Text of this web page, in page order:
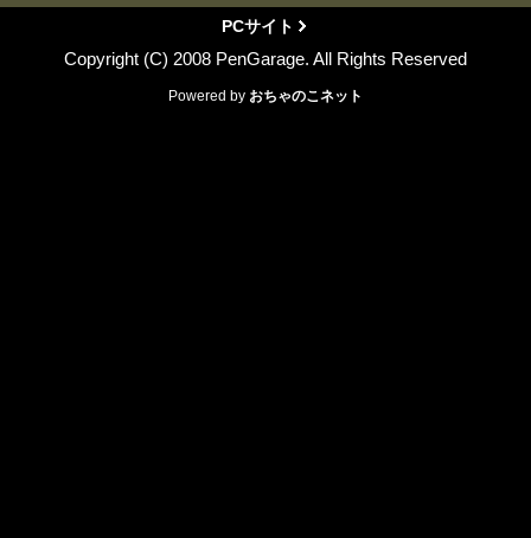
PCサイト
Copyright (C) 2008 PenGarage. All Rights Reserved
Powered by おちゃのこネット